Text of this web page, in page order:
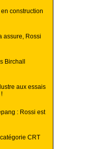
construction
assure, Rossi
Birchall
aux essais
: Rossi est
CRT